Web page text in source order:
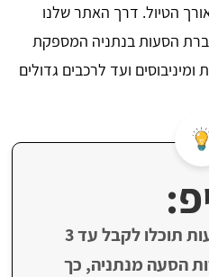
הטיול. דרך האתר שלנו
הסעות בנתניה המספקת
ועד לרכבים גדולים
באמצעות טופ‑הסעות תוכלו לקבל עד 3
הסעה מנתניה, כך